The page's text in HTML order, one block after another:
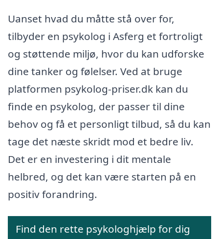
Uanset hvad du måtte stå over for,
tilbyder en psykolog i Asferg et fortroligt
og støttende miljø, hvor du kan udforske
dine tanker og følelser. Ved at bruge
platformen psykolog-priser.dk kan du
finde en psykolog, der passer til dine
behov og få et personligt tilbud, så du kan
tage det næste skridt mod et bedre liv.
Det er en investering i dit mentale
helbred, og det kan være starten på en
positiv forandring.
Find den rette psykologhjælp for dig